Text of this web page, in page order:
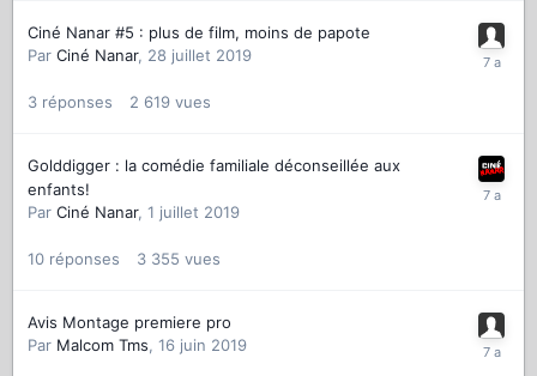
Ciné Nanar #5 : plus de film, moins de papote
Par Ciné Nanar, 28 juillet 2019
3 réponses 2 619 vues
Golddigger : la comédie familiale déconseillée aux
enfants!
Par Ciné Nanar, 1 juillet 2019
10 réponses 3 355 vues
Avis Montage premiere pro
Par Malcom Tms, 16 juin 2019